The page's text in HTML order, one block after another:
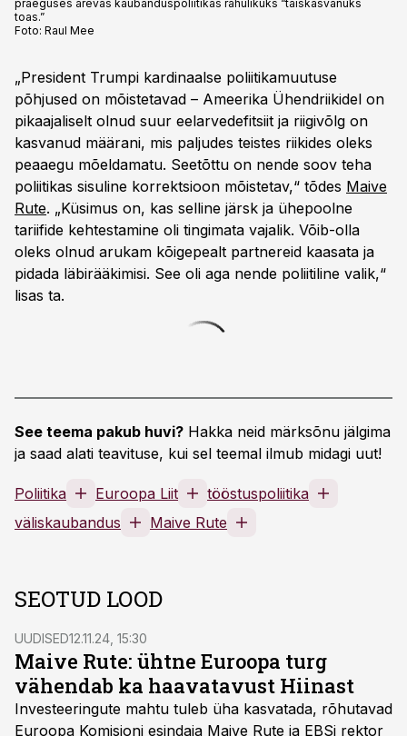
praeguses ärevas kaubanduspoliitikas rahulikuks “täiskasvanuks
toas.”
Foto: Raul Mee
„President Trumpi kardinaalse poliitikamuutuse
põhjused on mõistetavad – Ameerika Ühendriikidel on
pikaajaliselt olnud suur eelarvedefitsiit ja riigivõlg on
kasvanud määrani, mis paljudes teistes riikides oleks
peaaegu mõeldamatu. Seetõttu on nende soov teha
poliitikas sisuline korrektsioon mõistetav,“ tõdes Maive
Rute. „Küsimus on, kas selline järsk ja ühepoolne
tariifide kehtestamine oli tingimata vajalik. Võib-olla
oleks olnud arukam kõigepealt partnereid kaasata ja
pidada läbirääkimisi. See oli aga nende poliitiline valik,“
lisas ta.
See teema pakub huvi? Hakka neid märksõnu jälgima
ja saad alati teavituse, kui sel teemal ilmub midagi uut!
Poliitika Euroopa Liit
tööstuspoliitika
väliskaubandus
Maive Rute
SEOTUD LOOD
UUDISED12.11.24, 15:30
Maive Rute: ühtne Euroopa turg
vähendab ka haavatavust Hiinast
Investeeringute mahtu tuleb üha kasvatada, rõhutavad
Euroopa Komisjoni esindaja Maive Rute ja EBSi rektor